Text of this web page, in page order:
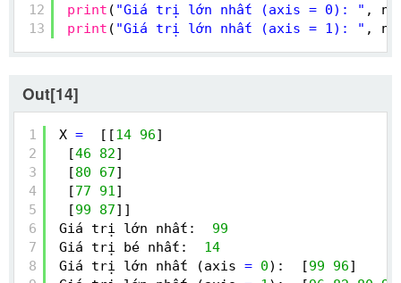
12
13
print ( "Giá trị lớn nhất (axis = 0): " ,
print ( "Giá trị lớn nhất (axis = 1): " ,
Out[14]
1
2
3
4
5
6
7
8
X = [[14 96]
[46 82]
[80 67]
[77 91]
[99 87]]
Giá trị lớn nhất: 99
Giá trị bé nhất: 14
Giá trị lớn nhất (axis = 0):  [99 96]